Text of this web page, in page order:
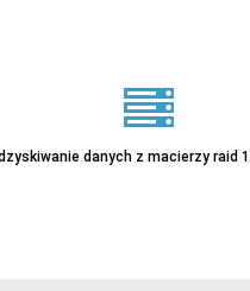
danych z macierzy raid